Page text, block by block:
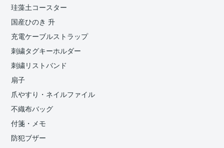
珪藻土コースター
国産ひのき 升
充電ケーブルストラップ
刺繍タグキーホルダー
刺繍リストバンド
扇子
爪やすり・ネイルファイル
不織布バッグ
付箋・メモ
防犯ブザー